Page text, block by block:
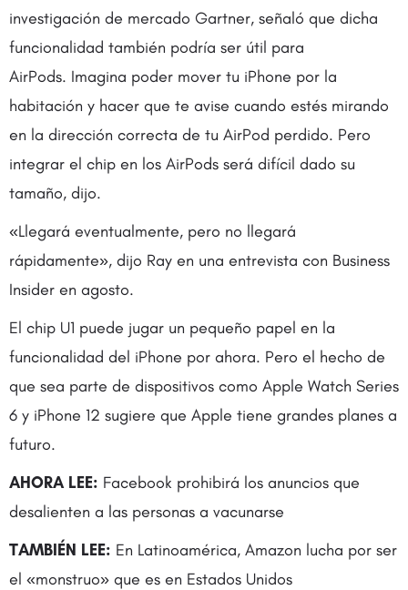
investigación de mercado Gartner, señaló que dicha
funcionalidad también podría ser útil para
AirPods. Imagina poder mover tu iPhone por la
habitación y hacer que te avise cuando estés mirando
en la dirección correcta de tu AirPod perdido. Pero
integrar el chip en los AirPods será difícil dado su
tamaño, dijo.
«Llegará eventualmente, pero no llegará
rápidamente», dijo Ray en una entrevista con Business
Insider en agosto.
El chip U1 puede jugar un pequeño papel en la
funcionalidad del iPhone por ahora. Pero el hecho de
que sea parte de dispositivos como Apple Watch Series
6 y iPhone 12 sugiere que Apple tiene grandes planes a
futuro.
AHORA LEE: Facebook prohibirá los anuncios que
desalienten a las personas a vacunarse
TAMBIÉN LEE: En Latinoamérica, Amazon lucha por ser
el «monstruo» que es en Estados Unidos